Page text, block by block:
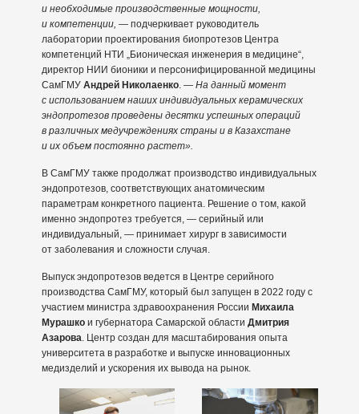
и необходимые производственные мощности,
и компетенции, — подчеркивает руководитель
лаборатории проектирования биопротезов Центра
компетенций НТИ „Бионическая инженерия в медицине“,
директор НИИ бионики и персонифицированной медицины
СамГМУ Андрей Николаенко. — На данный момент
с использованием наших индивидуальных керамических
эндопротезов проведены десятки успешных операций
в различных медучреждениях страны и в Казахстане
и их объем постоянно растет».
В СамГМУ также продолжат производство индивидуальных
эндопротезов, соответствующих анатомическим
параметрам конкретного пациента. Решение о том, какой
именно эндопротез требуется, — серийный или
индивидуальный, — принимает хирург в зависимости
от заболевания и сложности случая.
Выпуск эндопротезов ведется в Центре серийного
производства СамГМУ, который был запущен в 2022 году с
участием министра здравоохранения России Михаила
Мурашкои губернатора Самарской области Дмитрия
Азарова . Центр создан для масштабирования опыта
университета в разработке и выпуске инновационных
медизделий и ускорения их вывода на рынок.